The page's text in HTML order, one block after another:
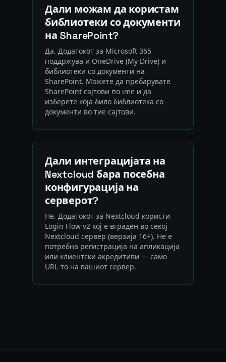
Дали можам да користам
библиотеки со документи
на SharePoint?
Да. Додатокот за Microsoft 365
поддржува и OneDrive (My Drive) и
библиотеки со документи на
SharePoint. Можете да пребарувате
SharePoint сајтови по ime и да
изберете која било библиотека со
документи во тие сајтови.
Дали интеграцијата на
Nextcloud бара посебна
конфигурација на
серверот?
Не. Додатокот за Nextcloud користи
Login Flow v2 кој е вграден во секој
Nextcloud сервер (верзија 16+). Не е
потребна регистрација на апликација
или клиентски акредитиви — само
URL-то на вашиот сервер.